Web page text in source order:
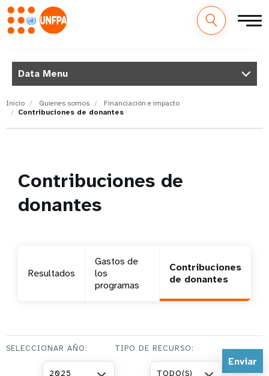
contenido
principal
n
o
Data Menu
Inicio Quienes somos
Financiación e impacto
Contribuciones de donantes
Contribuciones de
donantes
Resultados
Gastos de
los
programas
Contribuciones
de donantes
SELECCIONAR AÑO:
2025
TIPO DE RECURSO:
TODO(S)